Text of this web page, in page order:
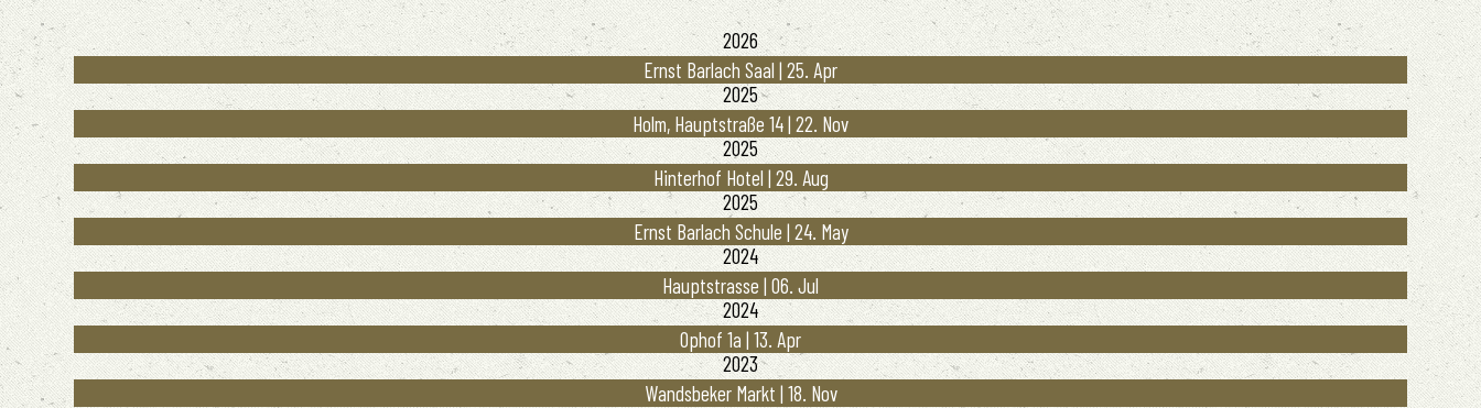
2026
Ernst Barlach Saal | 25. Apr
2025
Holm, Hauptstraße 14 | 22. Nov
2025
Hinterhof Hotel | 29. Aug
2025
Ernst Barlach Schule | 24. May
2024
Hauptstrasse | 06. Jul
2024
Ophof 1a | 13. Apr
2023
Wandsbeker Markt | 18. Nov